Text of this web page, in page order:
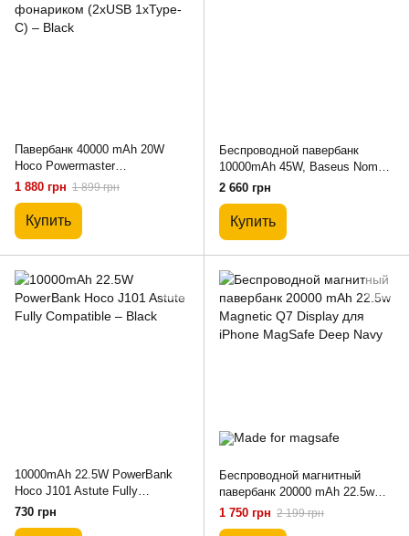
Павербанк 40000 mAh 20W
Hoco Powermaster
PD/QC/LCD/Lamp с фонариком
(2xUSB 1xType-C) – Black
1 880 грн 1 899 грн
Купить
Беспроводной павербанк
10000mAh 45W, Baseus Nomos
QI2 Kickstand - Black
2 660 грн
Купить
10000mAh 22.5W PowerBank
Hoco J101 Astute Fully
Compatible – Black
730 грн
Беспроводной магнитный
павербанк 20000 mAh 22.5w
Magnetic Q7 Display для iPhone
MagSafe Deep Navy
1 750 грн 2 199 грн